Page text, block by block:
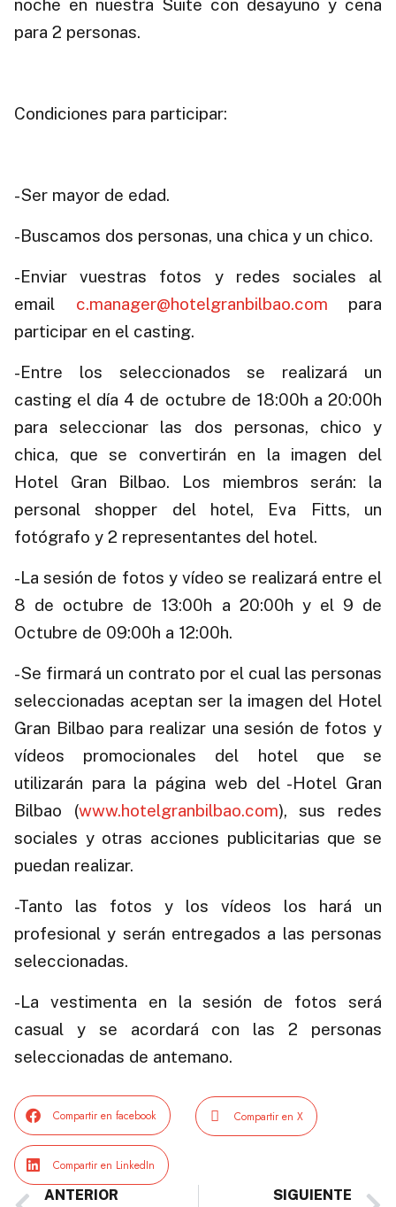
noche en nuestra Suite con desayuno y cena
para 2 personas.
Condiciones para participar:
-Ser mayor de edad.
-Buscamos dos personas, una chica y un chico.
-Enviar vuestras fotos y redes sociales al
email c.manager@hotelgranbilbao.com para
participar en el casting.
-Entre los seleccionados se realizará un
casting el día 4 de octubre de 18:00h a 20:00h
para seleccionar las dos personas, chico y
chica, que se convertirán en la imagen del
Hotel Gran Bilbao. Los miembros serán: la
personal shopper del hotel, Eva Fitts, un
fotógrafo y 2 representantes del hotel.
-La sesión de fotos y vídeo se realizará entre el
8 de octubre de 13:00h a 20:00h y el 9 de
Octubre de 09:00h a 12:00h.
-Se firmará un contrato por el cual las personas
seleccionadas aceptan ser la imagen del Hotel
Gran Bilbao para realizar una sesión de fotos y
vídeos promocionales del hotel que se
utilizarán para la página web del -Hotel Gran
Bilbao (www.hotelgranbilbao.com), sus redes
sociales y otras acciones publicitarias que se
puedan realizar.
-Tanto las fotos y los vídeos los hará un
profesional y serán entregados a las personas
seleccionadas.
-La vestimenta en la sesión de fotos será
casual y se acordará con las 2 personas
seleccionadas de antemano.
Compartir en facebook Compartir en X
Compartir en LinkedIn
ANTERIOR
SIGUIENTE